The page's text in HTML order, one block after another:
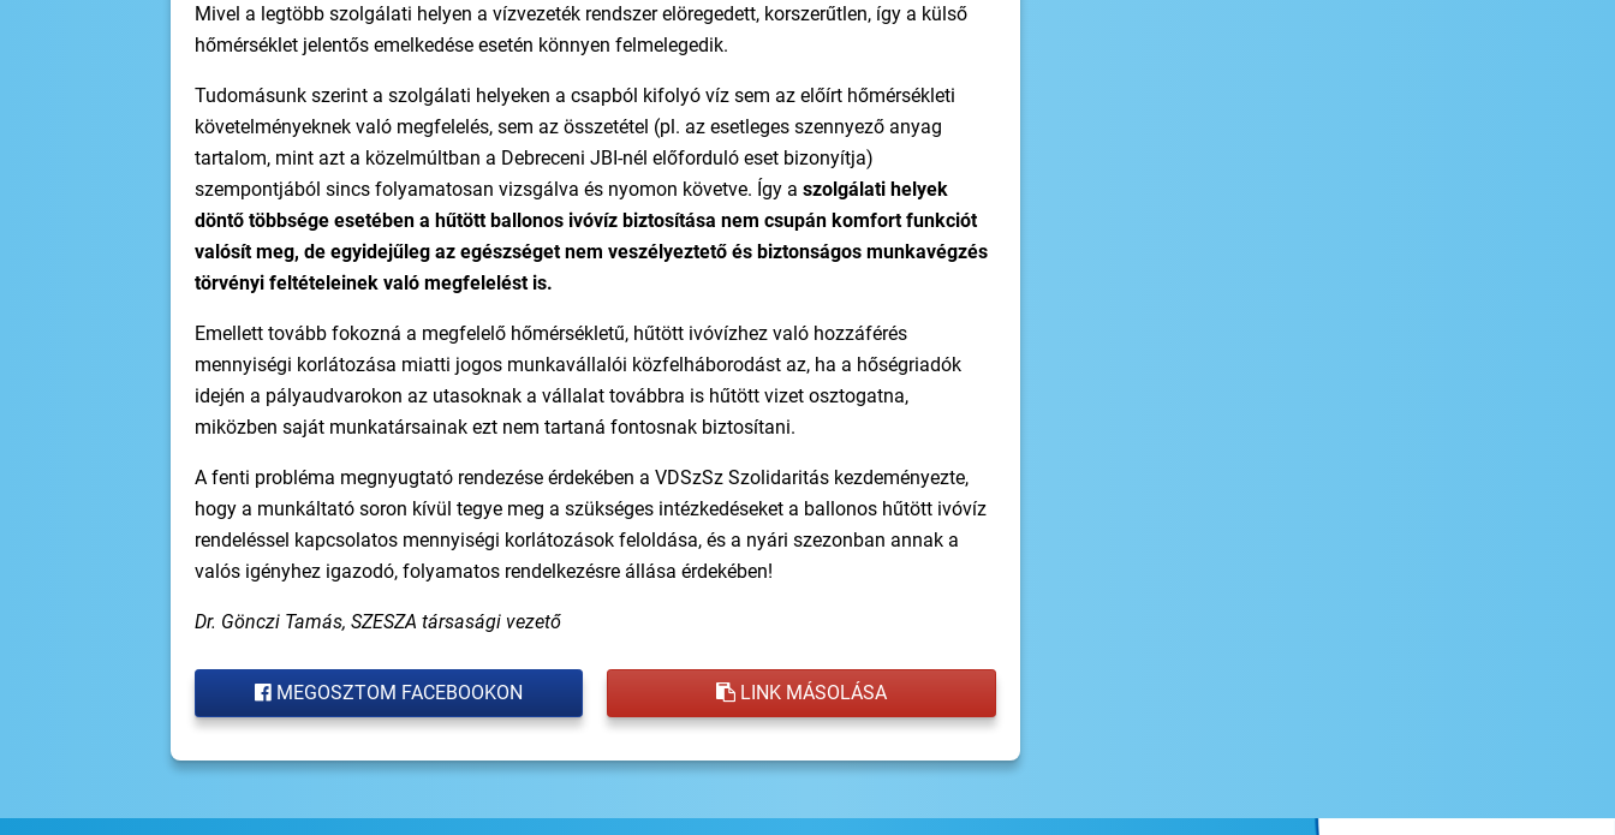
Mivel a legtöbb szolgálati helyen a vízvezeték rendszer elöregedett, korszerűtlen, így a külső
hőmérséklet jelentős emelkedése esetén könnyen felmelegedik.
Tudomásunk szerint a szolgálati helyeken a csapból kifolyó víz sem az előírt hőmérsékleti
követelményeknek való megfelelés, sem az összetétel (pl. az esetleges szennyező anyag
tartalom, mint azt a közelmúltban a Debreceni JBI-nél előforduló eset bizonyítja)
szempontjából sincs folyamatosan vizsgálva és nyomon követve. Így a szolgálati helyek
döntő többsége esetében a hűtött ballonos ivóvíz biztosítása nem csupán komfort funkciót
valósít meg, de egyidejűleg az egészséget nem veszélyeztető és biztonságos munkavégzés
törvényi feltételeinek való megfelelést is.
Emellett tovább fokozná a megfelelő hőmérsékletű, hűtött ivóvízhez való hozzáférés
mennyiségi korlátozása miatti jogos munkavállalói közfelháborodást az, ha a hőségriadók
idején a pályaudvarokon az utasoknak a vállalat továbbra is hűtött vizet osztogatna,
miközben saját munkatársainak ezt nem tartaná fontosnak biztosítani.
A fenti probléma megnyugtató rendezése érdekében a VDSzSz Szolidaritás kezdeményezte,
hogy a munkáltató soron kívül tegye meg a szükséges intézkedéseket a ballonos hűtött ivóvíz
rendeléssel kapcsolatos mennyiségi korlátozások feloldása, és a nyári szezonban annak a
valós igényhez igazodó, folyamatos rendelkezésre állása érdekében!
Dr. Gönczi Tamás, SZESZA társasági vezető
MEGOSZTOM FACEBOOKON LINK MÁSOLÁSA